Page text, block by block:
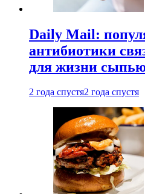
Daily Mail:
антибиотики
для жизни
2 года спустя2 года спустя